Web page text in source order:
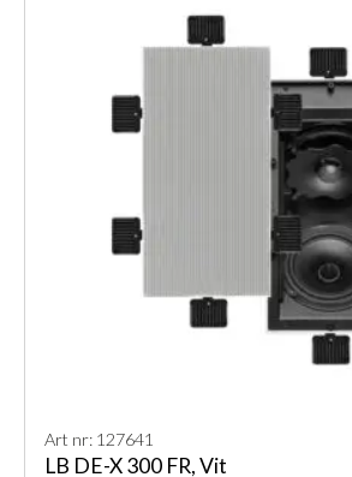
Art nr: 127641
LB DE-X 300 FR, Vit